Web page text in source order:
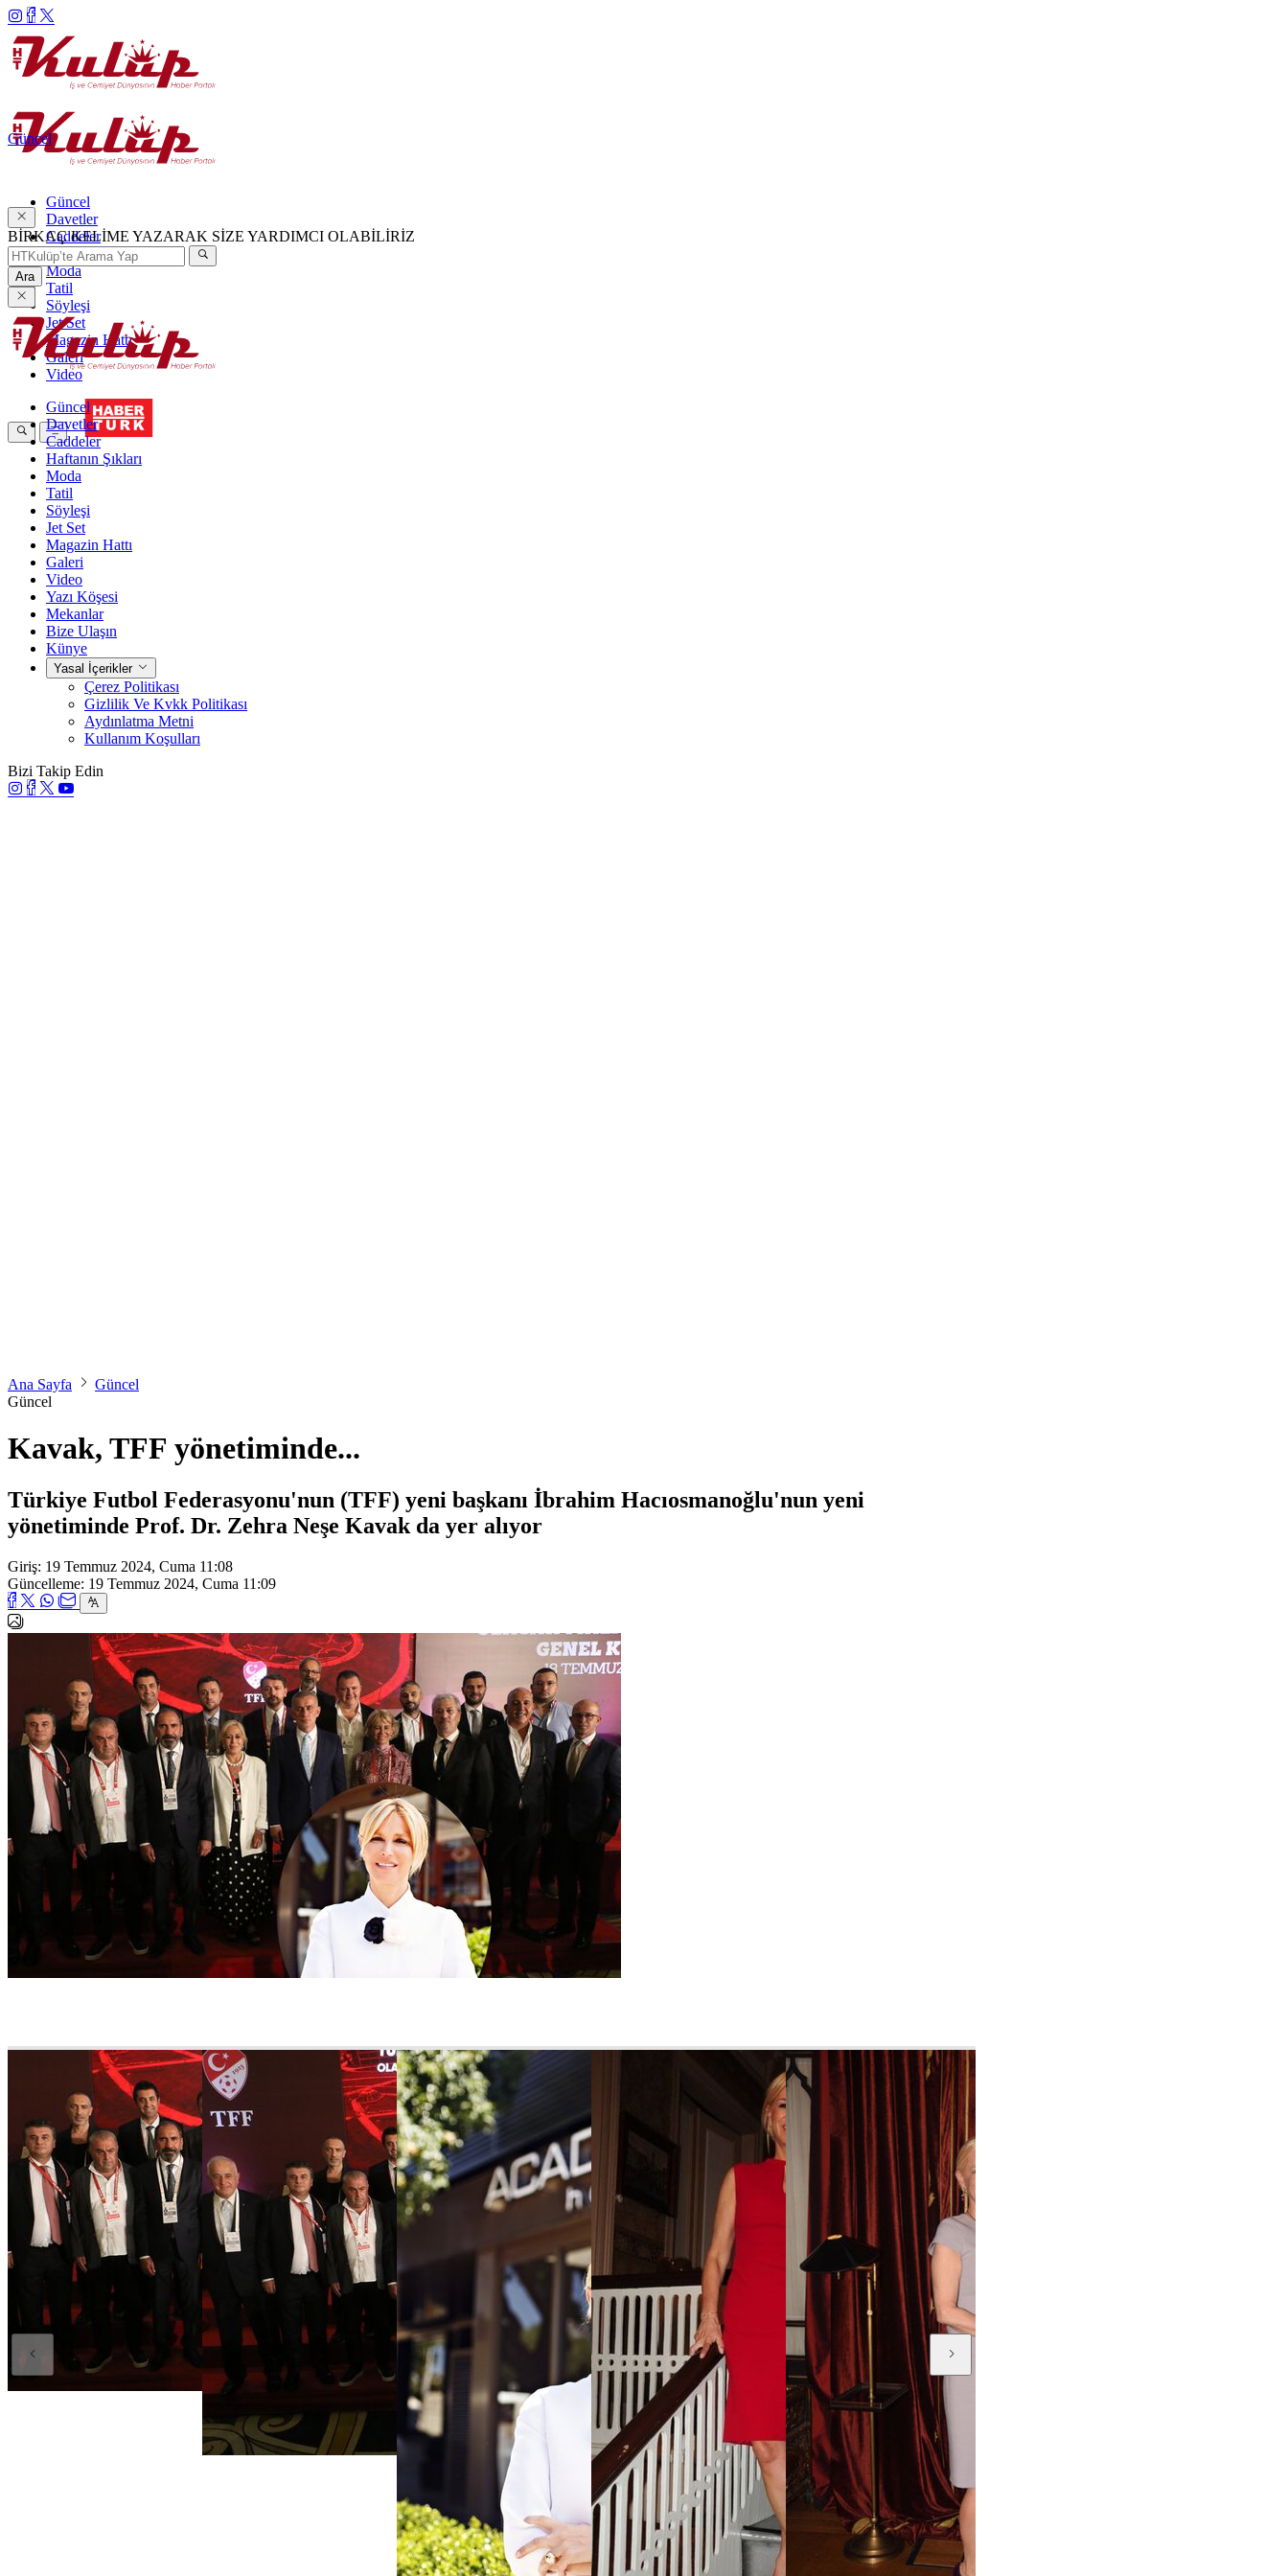
Güncel
Davetler
Caddeler
Haftanın Şıkları
Moda
Tatil
Söyleşi
Jet Set
Magazin Hattı
Galeri
Video
Güncel
BİRKAÇ KELİME YAZARAK SİZE YARDIMCI OLABİLİRİZ
Ara
Güncel
Davetler
Caddeler
Haftanın Şıkları
Moda
Tatil
Söyleşi
Jet Set
Magazin Hattı
Galeri
Video
Yazı Köşesi
Mekanlar
Bize Ulaşın
Künye
Yasal İçerikler
Çerez Politikası
Gizlilik Ve Kvkk Politikası
Aydınlatma Metni
Kullanım Koşulları
Bizi Takip Edin
Ana Sayfa
Güncel
Güncel
Kavak, TFF yönetiminde...
Türkiye Futbol Federasyonu'nun (TFF) yeni başkanı İbrahim Hacıosmanoğlu'nun yeni
yönetiminde Prof. Dr. Zehra Neşe Kavak da yer alıyor
Giriş: 19 Temmuz 2024, Cuma 11:08
Güncelleme: 19 Temmuz 2024, Cuma 11:09